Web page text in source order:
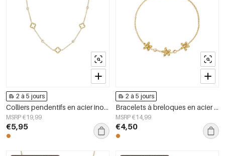
2 à 5 jours
Colliers pendentifs en acier inoxydable Clover, collection Daily Simple, bijoux pour femmes
MSRP €19,99
€5,95
2 à 5 jours
Bracelets à breloques en acier inoxydable, motif floral, collection Daily Simple, bijoux pour femmes
MSRP €14,99
€4,50